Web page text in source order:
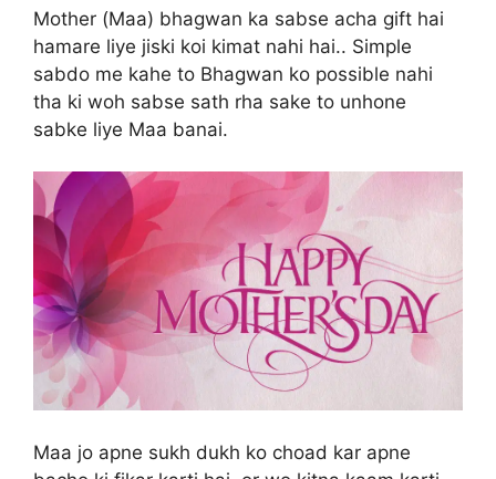
Mother (Maa) bhagwan ka sabse acha gift hai
hamare liye jiski koi kimat nahi hai.. Simple
sabdo me kahe to Bhagwan ko possible nahi
tha ki woh sabse sath rha sake to unhone
sabke liye Maa banai.
Maa jo apne sukh dukh ko choad kar apne